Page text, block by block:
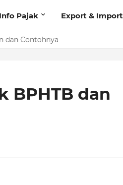
Info Pajak Export & Import
dan Contohnya
BPHTB dan